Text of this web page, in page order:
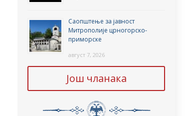
Саопштење за јавност
Митрополије црногорско-
приморске
август 7, 2026
Још чланака